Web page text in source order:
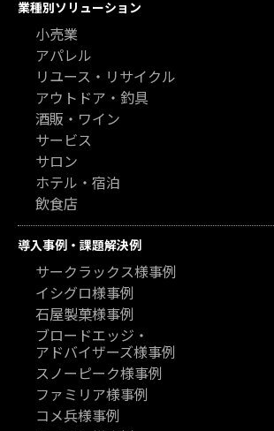
業種別ソリューション
小売業
アパレル
リユース・リサイクル
アウトドア・釣具
酒販・ワイン
サービス
サロン
ホテル・宿泊
飲食店
導入事例・課題解決例
サークラックス様事例
イシグロ様事例
石屋製菓様事例
ブロードエッジ・
アドバイザーズ様事例
スノーピーク様事例
ファミリア様事例
コメ兵様事例